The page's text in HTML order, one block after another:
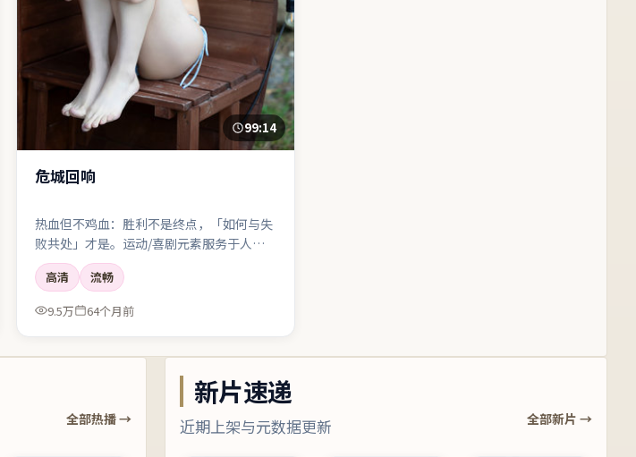
99:14
危城回响
热血但不鸡血：胜利不是终点，「如何与失
败共处」才是。运动/喜剧元素服务于人物
成长，而不是反过来。
高清 流畅
9.5万 64个月前
全部热播 →
新片速递
近期上架与元数据更新 全部新片 →